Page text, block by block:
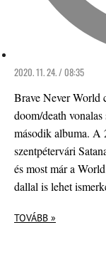
2020. 11. 24. / 08:35
Brave Never World
doom/death
második albuma. A
szentpétervári
és most már a
dallal is lehet
TOVÁBB »